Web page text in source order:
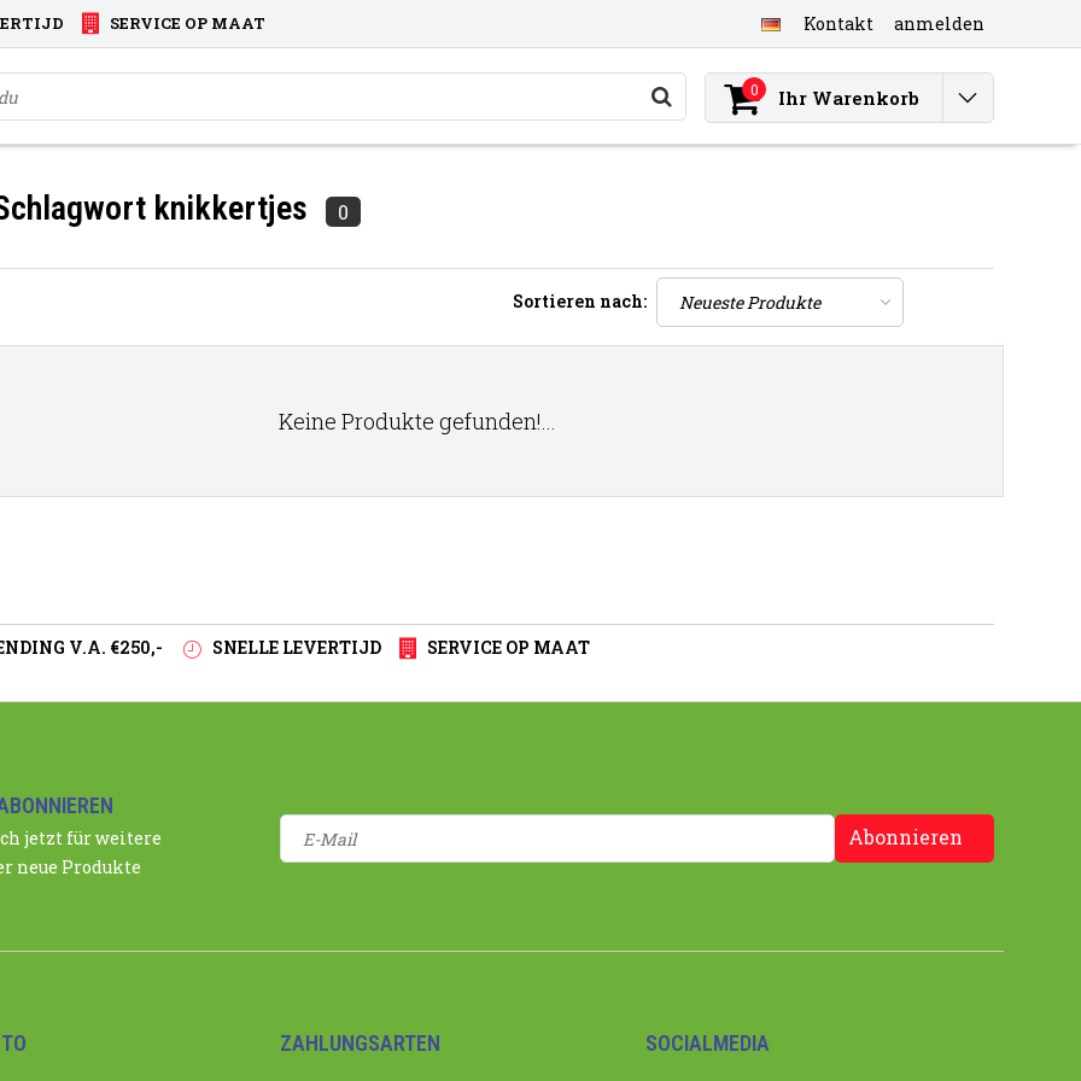
SERVICE OP MAAT Kontakt anmelden
0 Ihr Warenkorb
knikkertjes 0
Sortieren nach:
Keine Produkte gefunden!...
V.A. €250,- SNELLE LEVERTIJD SERVICE OP MAAT
jetzt für weitere
neue Produkte
Abonnieren
ZAHLUNGSARTEN SOCIALMEDIA